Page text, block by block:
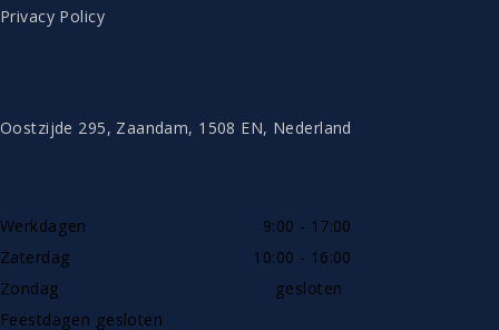
Privacy Policy
Oostzijde 295, Zaandam, 1508 EN, Nederland
Werkdagen
9:00 - 17:00
Zaterdag
10:00 - 16:00
Zondag
gesloten
Feestdagen gesloten